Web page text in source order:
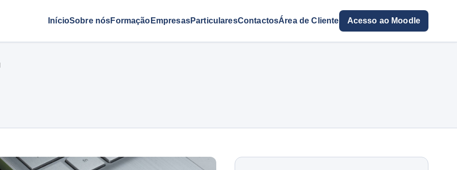
InícioSobre nósFormação EmpresasParticularesContactosÁrea de Cliente Acesso ao Moodle